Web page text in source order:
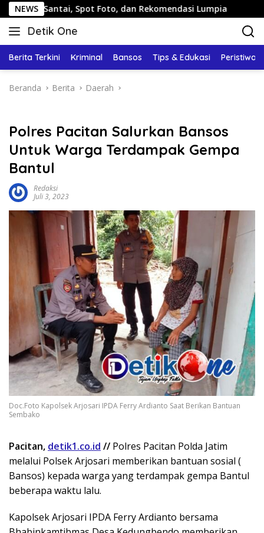
Langsung
ke
konten
NEWS
Spot Foto, dan Rekomendasi Lumpia Panduan
Detik One
Tajam
Fakta
Berita Terkini Kriminal Bansos Tips & Edukasi Peristiwa
Beranda Berita Daerah
Polres Pacitan Salurkan Bansos
Untuk Warga Terdampak Gempa
Bantul
Redaksi
Juli 3, 2023
Doc.Foto Kapolsek Arjosari IPDA Ferry Ardianto Saat Berikan Bantuan
Sembako
Pacitan, detik1.co.id // Polres Pacitan Polda Jatim
melalui Polsek Arjosari memberikan bantuan sosial (
Bansos) kepada warga yang terdampak gempa Bantul
beberapa waktu lalu.
Kapolsek Arjosari IPDA Ferry Ardianto bersama